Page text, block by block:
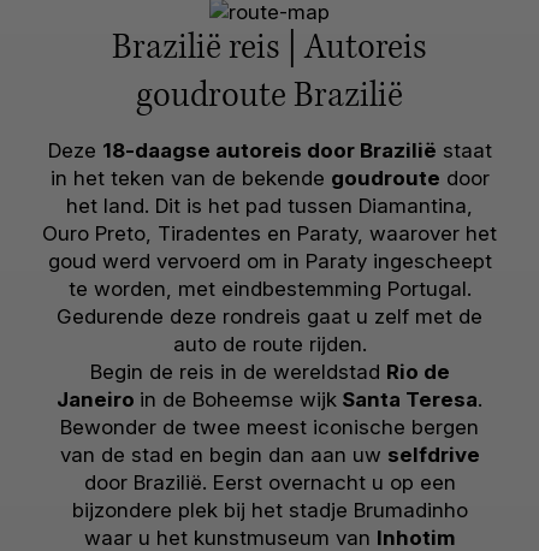
Brazilië reis | Autoreis
goudroute Brazilië
Deze 18-daagse autoreis door Brazilië staat
in het teken van de bekende goudroute door
het land. Dit is het pad tussen Diamantina,
Ouro Preto, Tiradentes en Paraty, waarover het
goud werd vervoerd om in Paraty ingescheept
te worden, met eindbestemming Portugal.
Gedurende deze rondreis gaat u zelf met de
auto de route rijden.
Begin de reis in de wereldstad Rio de
Janeiro in de Boheemse wijk Santa Teresa.
Bewonder de twee meest iconische bergen
van de stad en begin dan aan uw selfdrive
door Brazilië. Eerst overnacht u op een
bijzondere plek bij het stadje Brumadinho
waar u het kunstmuseum van Inhotim